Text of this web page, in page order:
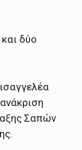
δύο
Σαπών